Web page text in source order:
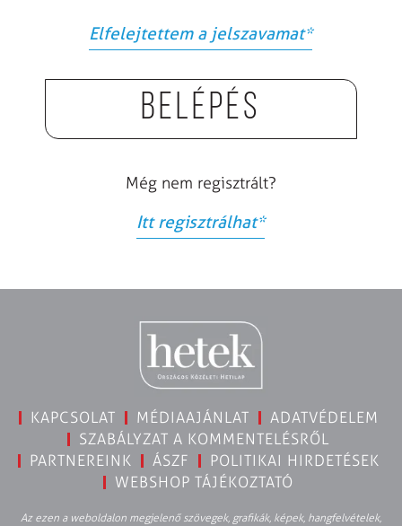
Elfelejtettem a jelszavamat*
Belépés
Még nem regisztrált?
Itt regisztrálhat*
KAPCSOLAT MÉDIAAJÁNLAT
ADATVÉDELEM
SZABÁLYZAT A KOMMENTELÉSRŐL
PARTNEREINK
ÁSZF
POLITIKAI HIRDETÉSEK
WEBSHOP TÁJÉKOZTATÓ
Az ezen a weboldalon megjelenő szövegek, grafikák, képek, hangfelvételek,